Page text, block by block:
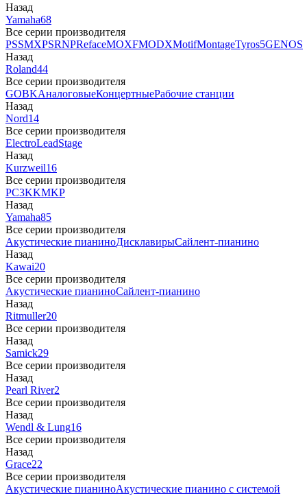
Назад
Yamaha68
Все серии производителя
PSSMXPSRNPRefaceMOXFMODXMotifMontageTyros5GENOS
Назад
Roland44
Все серии производителя
GOBKАналоговыеКонцертныеРабочие станции
Назад
Nord14
Все серии производителя
ElectroLeadStage
Назад
Kurzweil16
Все серии производителя
PC3KKMKP
Назад
Yamaha85
Все серии производителя
Акустические пианиноДисклавирыСайлент-пианино
Назад
Kawai20
Все серии производителя
Акустические пианиноСайлент-пианино
Назад
Ritmuller20
Все серии производителя
Назад
Samick29
Все серии производителя
Назад
Pearl River2
Все серии производителя
Назад
Wendl & Lung16
Все серии производителя
Назад
Grace22
Все серии производителя
Акустические пианиноАкустические пианино с системой